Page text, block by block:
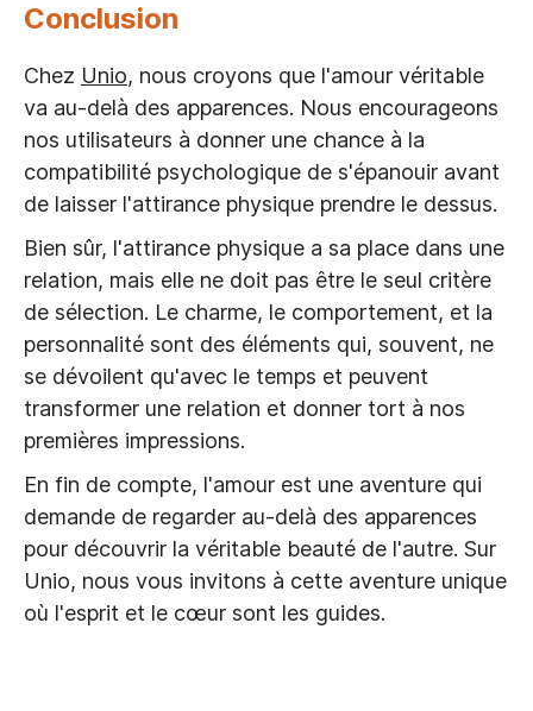
Conclusion
Chez Unio, nous croyons que l'amour véritable
va au-delà des apparences. Nous encourageons
nos utilisateurs à donner une chance à la
compatibilité psychologique de s'épanouir avant
de laisser l'attirance physique prendre le dessus.
Bien sûr, l'attirance physique a sa place dans une
relation, mais elle ne doit pas être le seul critère
de sélection. Le charme, le comportement, et la
personnalité sont des éléments qui, souvent, ne
se dévoilent qu'avec le temps et peuvent
transformer une relation et donner tort à nos
premières impressions.
En fin de compte, l'amour est une aventure qui
demande de regarder au-delà des apparences
pour découvrir la véritable beauté de l'autre. Sur
Unio, nous vous invitons à cette aventure unique
où l'esprit et le cœur sont les guides.